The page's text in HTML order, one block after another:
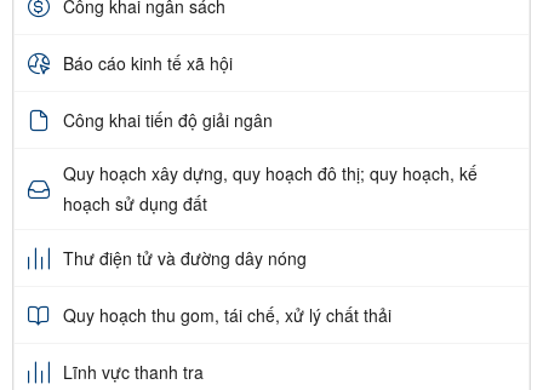
Công khai ngân sách
Báo cáo kinh tế xã hội
Công khai tiến độ giải ngân
Quy hoạch xây dựng, quy hoạch đô thị; quy hoạch, kế
hoạch sử dụng đất
Thư điện tử và đường dây nóng
Quy hoạch thu gom, tái chế, xử lý chất thải
Lĩnh vực thanh tra